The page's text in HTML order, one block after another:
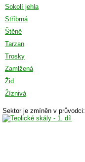
Sokolí jehla
Stříbrná
Štěně
Tarzan
Trosky
Zamlžená
Žid
Žíznivá
Sektor je zmíněn v průvodci: